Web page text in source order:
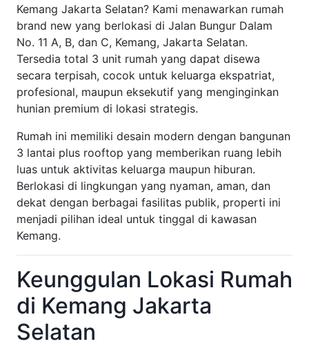
Kemang Jakarta Selatan? Kami menawarkan rumah
brand new yang berlokasi di Jalan Bungur Dalam
No. 11 A, B, dan C, Kemang, Jakarta Selatan.
Tersedia total 3 unit rumah yang dapat disewa
secara terpisah, cocok untuk keluarga ekspatriat,
profesional, maupun eksekutif yang menginginkan
hunian premium di lokasi strategis.
Rumah ini memiliki desain modern dengan bangunan
3 lantai plus rooftop yang memberikan ruang lebih
luas untuk aktivitas keluarga maupun hiburan.
Berlokasi di lingkungan yang nyaman, aman, dan
dekat dengan berbagai fasilitas publik, properti ini
menjadi pilihan ideal untuk tinggal di kawasan
Kemang.
Keunggulan Lokasi Rumah
di Kemang Jakarta
Selatan